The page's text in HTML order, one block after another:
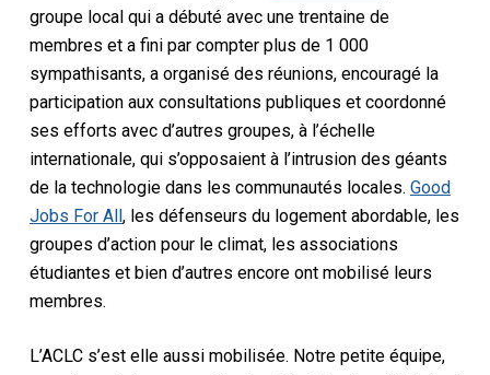
groupe local qui a débuté avec une trentaine de
membres et a fini par compter plus de 1 000
sympathisants, a organisé des réunions, encouragé la
participation aux consultations publiques et coordonné
ses efforts avec d’autres groupes, à l’échelle
internationale, qui s’opposaient à l’intrusion des géants
de la technologie dans les communautés locales. Good
Jobs For All, les défenseurs du logement abordable, les
groupes d’action pour le climat, les associations
étudiantes et bien d’autres encore ont mobilisé leurs
membres.
L’ACLC s’est elle aussi mobilisée. Notre petite équipe,